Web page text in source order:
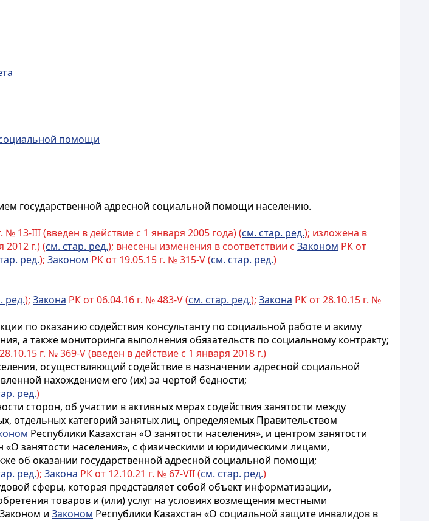
помощи
государственной адресной социальной помощи населению.
№ 13-III (введен в действие с 1 января 2005 года) (см. стар. ред.); изложена в
2012 г.) (см. стар. ред.); внесены изменения в соответствии с Законом РК от
ред.); Законом РК от 19.05.15 г. № 315-V (см. стар. ред.)
ред.); Закона РК от 06.04.16 г. № 483-V (см. стар. ред.); Закона РК от 28.10.15 г. №
по оказанию содействия консультанту по социальной работе и акиму
а также мониторинга выполнения обязательств по социальному контракту;
г. № 369-V (введен в действие с 1 января 2018 г.)
осуществляющий содействие в назначении адресной социальной
нахождением его (их) за чертой бедности;
ред.)
сторон, об участии в активных мерах содействия занятости между
отдельных категорий занятых лиц, определяемых Правительством
Республики Казахстан «О занятости населения», и центром занятости
«О занятости населения», с физическими и юридическими лицами,
об оказании государственной адресной социальной помощи;
ред.); Закона РК от 12.10.21 г. № 67-VII (см. стар. ред.)
сферы, которая представляет собой объект информатизации,
товаров и (или) услуг на условиях возмещения местными
и Законом Республики Казахстан «О социальной защите инвалидов в